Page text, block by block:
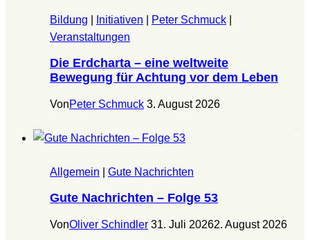
Bildung Initiativen Peter Schmuck
Veranstaltungen
Die Erdcharta – eine weltweite
Bewegung für Achtung vor dem Leben
VonPeter Schmuck 3. August 2026
Allgemein Gute Nachrichten
Gute Nachrichten – Folge 53
VonOliver Schindler 31. Juli 20262. August 2026